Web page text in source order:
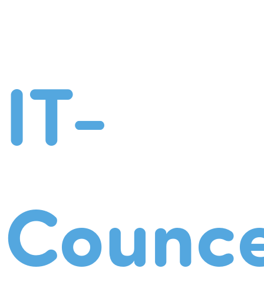
IT-